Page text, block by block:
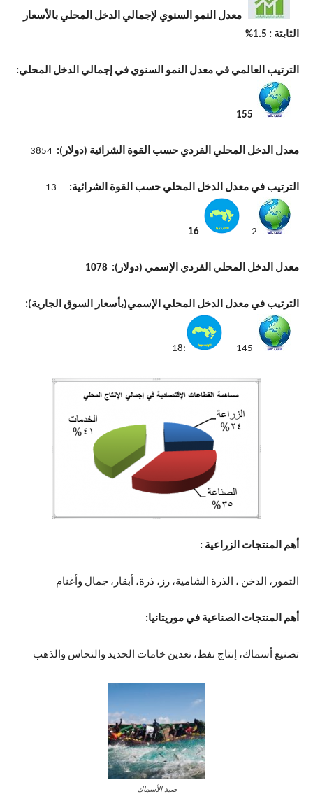
معدل النمو السنوي لإجمالي الدخل المحلي بالأسعار
الثابتة : 1.5%
الترتيب العالمي في معدل النمو السنوي في إجمالي الدخل المحلي:
معدل الدخل المحلي الفردي حسب القوة الشرائية (دولار): 3854
الترتيب في معدل الدخل المحلي حسب القوة الشرائية:
2
معدل الدخل المحلي الفردي الإسمي (دولار): 1078
الترتيب في معدل الدخل المحلي الإسمي(بأسعار السوق الجارية):
:18
أهم المنتجات الزراعية :
التمور، الدخن ، الذرة الشامية، رز، ذرة، أبقار، جمال وأغنام
أهم المنتجات الصناعية في موريتانيا:
تصنيع أسماك، إنتاج نفط، تعدين خامات الحديد والنحاس والذهب
صيد الأسماك